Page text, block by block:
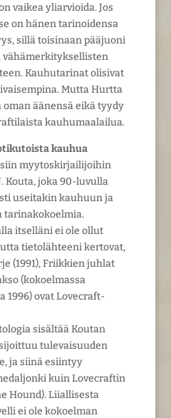
vaikea yliarvioida. Jos
on hänen tarinoidensa
sillä toisinaan pääjuoni
Kauhutarinat olisivat
Mutta Hurtta
äänensä eikä tyydy
kauhumaalailua.
kauhua
myytoskirjailijoihin
Kouta, joka 90-luvulla
useitakin kauhuun ja
tarinakokoelmia.
itselläni ei ole ollut
tietolähteeni kertovat,
(1991), Friikkien juhlat
(kokoelmassa
1996) ovat Lovecraft-
sisältää Koutan
tulevaisuuden
ja siinä esiintyy
kuin Lovecraftin
Hound). Liiallisesta
ei ole kokoelman